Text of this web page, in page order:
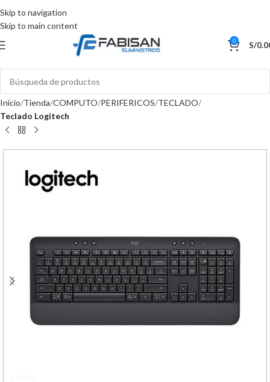
Skip to navigation
Skip to main content
0 S/
Inicio Tienda COMPUTO PERIFERICOS TECLADO
Teclado Logitech